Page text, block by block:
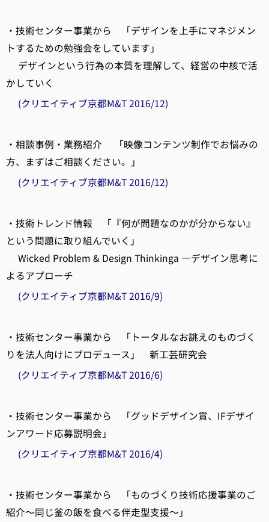
・技術センター事業から 「デザインを上手にマネジメン
トするための勉強会をしています」
デザインという行為の本質を理解して、経営の中核で活
かしていく
(クリエイティブ京都M&T 2016/12)
・相談事例・業務紹介 「映像コンテンツ制作でお悩みの
方、まずはご相談ください。」
(クリエイティブ京都M&T 2016/12)
・技術トレンド情報 「『何が問題なのかが分からない』
という問題に取り組んでいく」
Wicked Problem & Design Thinkinga ―デザイン思考に
よるアプローチ
(クリエイティブ京都M&T 2016/9)
・技術センター事業から 「トータルなお誂えのものづく
りを法人向けにプロデュース」 新工芸研究会
(クリエイティブ京都M&T 2016/6)
・技術センター事業から 「グッドデザイン賞、IFデザイ
ンアワード応募説明会」
(クリエイティブ京都M&T 2016/4)
・技術センター事業から 「ものづくり技術応援事業のご
紹介～同じ釜の飯を食べる伴走型支援～」